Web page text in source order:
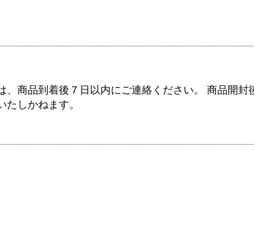
、商品到着後７日以内にご連絡ください。 商品開封
しかねます。